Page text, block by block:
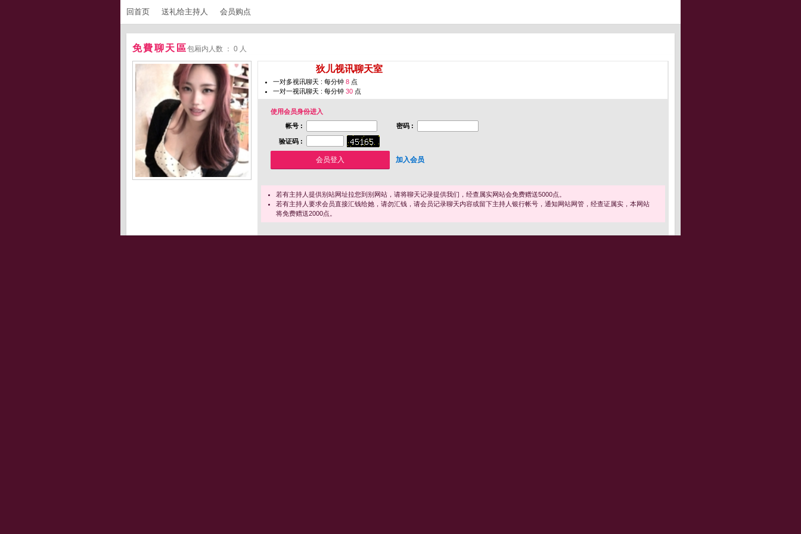
回首页 送礼给主持人 会员购点
免費聊天區包厢内人数 ： 0 人
狄儿视讯聊天室
一对多视讯聊天 : 每分钟 8 点
一对一视讯聊天 : 每分钟 30 点
使用会员身份进入
帐号 :
密码 :
验证码 :
加入会员
若有主持人提供别站网址拉您到别网站，请将聊天记录提供我们，经查属实网站会免费赠送5000点。
若有主持人要求会员直接汇钱给她，请勿汇钱，请会员记录聊天内容或留下主持人银行帐号，通知网站网管，经查证属实，本网站
将免费赠送2000点。